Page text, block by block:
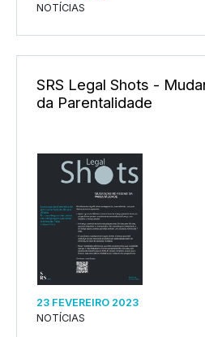
NOTÍCIAS
SRS Legal Shots -
da Parentalidade
23 FEVEREIRO 2023
NOTÍCIAS